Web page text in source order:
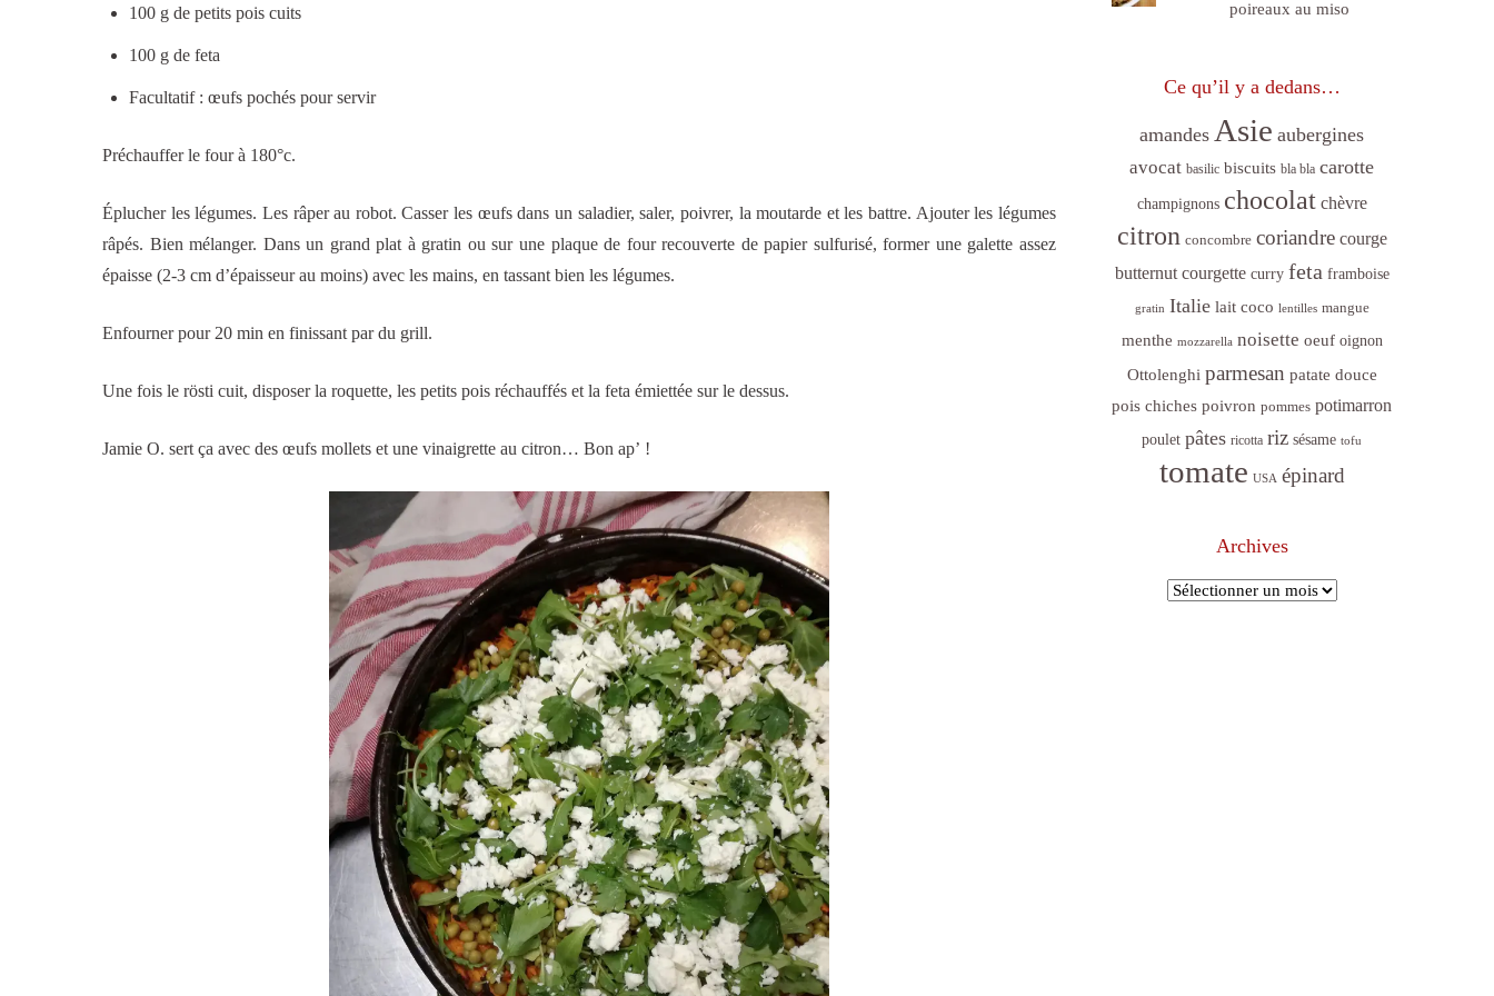
100 g de petits pois cuits
100 g de feta
Facultatif : œufs pochés pour servir
Préchauffer le four à 180°c.
Éplucher les légumes. Les râper au robot. Casser les œufs dans un saladier, saler, poivrer, la moutarde et les battre. Ajouter les légumes
râpés. Bien mélanger. Dans un grand plat à gratin ou sur une plaque de four recouverte de papier sulfurisé, former une galette assez
épaisse (2-3 cm d’épaisseur au moins) avec les mains, en tassant bien les légumes.
Enfourner pour 20 min en finissant par du grill.
Une fois le rösti cuit, disposer la roquette, les petits pois réchauffés et la feta émiettée sur le dessus.
Jamie O. sert ça avec des œufs mollets et une vinaigrette au citron… Bon ap’ !
poireaux au miso
Ce qu’il y a dedans…
amandes Asie aubergines
avocat basilic biscuits bla bla carotte
champignons chocolat chèvre
citron concombre coriandre courge
butternut courgette curry feta framboise
gratin Italie lait coco lentilles mangue
menthe mozzarella noisette oeuf oignon
Ottolenghi parmesan patate douce
pois chiches poivron pommes potimarron
poulet pâtes ricotta riz sésame tofu
tomate USA épinard
Archives
Archives